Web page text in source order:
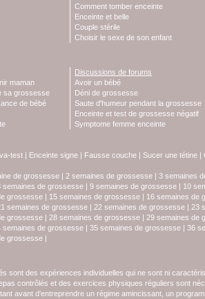
Comment tomber enceinte
Enceinte et belle
Couple stérile
Choisir le sexe de son enfant
maman
sa grossesse
de bébé
Discussions de forums
Avoir un bébé
Déni de grossesse
Saute d'humeur pendant la grossesse
Enceinte et test de grossesse négatif
Symptome femme enceinte
test | Enceinte signe | Fausse couche | Sucer une tétine |
de grossesse | 2 semaines de grossesse | 3 semaines
semaines de grossesse | 9 semaines de grossesse | 10
grossesse | 15 semaines de grossesse | 16 semaines de
semaines de grossesse | 22 semaines de grossesse | 23
grossesse | 28 semaines de grossesse | 29 semaines de
semaines de grossesse | 35 semaines de grossesse | 36
grossesse |
sont des expériences individuelles qui ne sont ni
contrôlés et des exercices physiques réguliers sont
avant d'entreprendre un régime amincissant, un